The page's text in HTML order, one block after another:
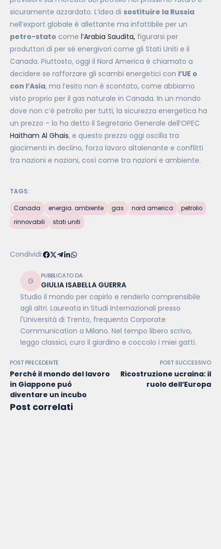
sicuramente azzardato. L’idea di sostituire la Russia
nell’export globale è allettante ma infattibile per un
petro-stato come l’Arabia Saudita, figurarsi per
produttori di per sé energivori come gli Stati Uniti e il
Canada. Piuttosto, oggi il Nord America è chiamato a
decidere se rafforzare gli scambi energetici con l’UE o
con l’Asia, ma l’esito non è scontato, come abbiamo
visto proprio per il gas naturale in Canada. In un mondo
dove non c’è petrolio per tutti, la sicurezza energetica ha
un prezzo – lo ha detto il Segretario Generale dell’OPEC
Haitham Al Ghais, e questo prezzo oggi oscilla tra
giacimenti in declino, forza lavoro altalenante e conflitti
tra nazioni e nazioni, così come tra nazioni e ambiente.
TAGS:
Canada energia. ambiente gas nord america
petrolio
rinnovabili
stati uniti
Condividi:
PUBBLICATO DA
GIULIA ISABELLA GUERRA
Studio il mondo per capirlo e renderlo comprensibile
agli altri. Laureata in Studi Internazionali presso
l'Università di Trento, frequento Corporate
Communication a Milano. Nel tempo libero scrivo,
leggo classici, curo il giardino e coccolo i miei gatti.
POST PRECEDENTE
Perché il mondo del lavoro
in Giappone può
diventare un incubo
POST SUCCESSIVO
Ricostruzione ucraina: il
ruolo dell’Europa
Post correlati